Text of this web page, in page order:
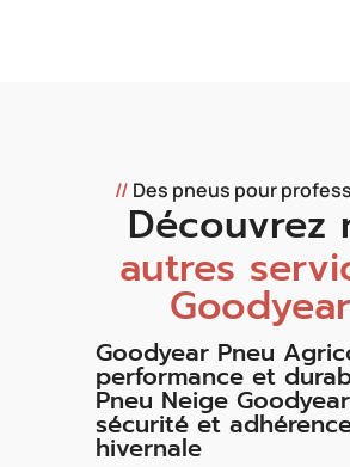
// Des pneus pour
Découvrez
autres
Goodyear
Goodyear Pneu
performance et
Pneu Neige
sécurité et
hivernale